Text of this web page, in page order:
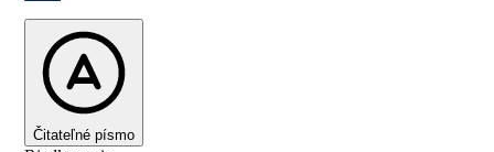
Čitateľné písmo